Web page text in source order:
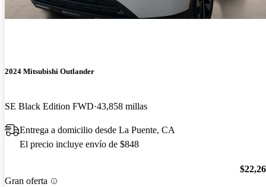
2024 Mitsubishi Outlander
SE Black Edition FWD 43,858 millas
Entrega a domicilio desde La Puente, CA
El precio incluye envío de $848
Gran oferta